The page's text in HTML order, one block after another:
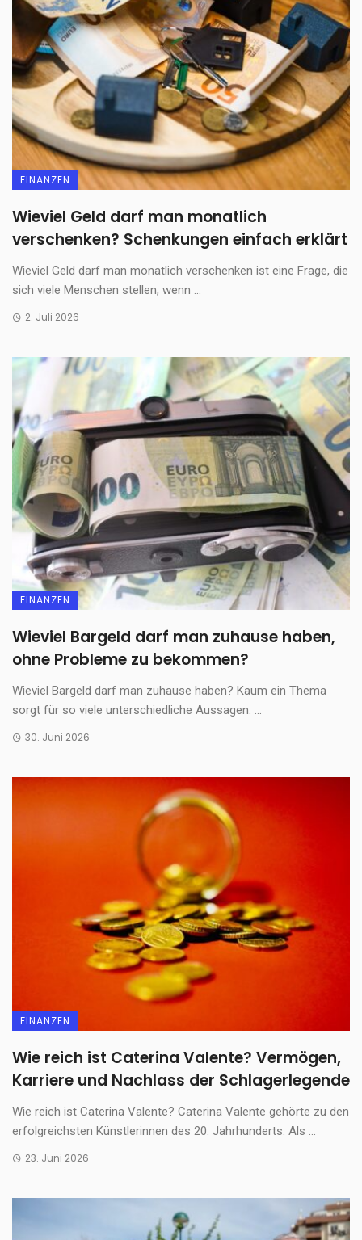
FINANZEN
Wieviel Geld darf man monatlich
verschenken? Schenkungen einfach erklärt
Wieviel Geld darf man monatlich verschenken ist eine Frage, die
sich viele Menschen stellen, wenn ...
2. Juli 2026
FINANZEN
Wieviel Bargeld darf man zuhause haben,
ohne Probleme zu bekommen?
Wieviel Bargeld darf man zuhause haben? Kaum ein Thema
sorgt für so viele unterschiedliche Aussagen. ...
30. Juni 2026
FINANZEN
Wie reich ist Caterina Valente? Vermögen,
Karriere und Nachlass der Schlagerlegende
Wie reich ist Caterina Valente? Caterina Valente gehörte zu den
erfolgreichsten Künstlerinnen des 20. Jahrhunderts. Als ...
23. Juni 2026